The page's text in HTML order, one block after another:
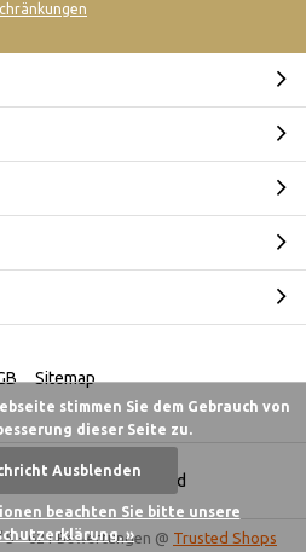
Gold Shop Deutschland
Sitemap
5-621Bewertungen @ Trusted Shops
stimmen Sie dem Gebrauch von
dieser Seite zu.
Ausblenden
beachten Sie bitte unsere
»